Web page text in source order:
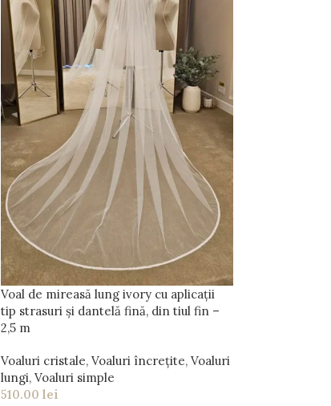
Voal de mireasă lung ivory cu aplicații
tip strasuri și dantelă fină, din tiul fin –
2,5 m
Voaluri cristale, Voaluri încrețite, Voaluri
lungi, Voaluri simple
510.00lei